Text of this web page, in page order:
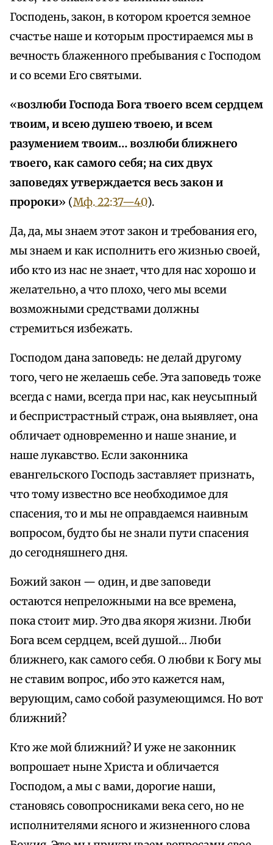
Господень, закон, в котором кроется земное
счастье наше и которым простираемся мы в
вечность блаженного пребывания с Господом
и со всеми Его святыми.
«возлюби Господа Бога твоего всем сердцем
твоим, и всею душею твоею, и всем
разумением твоим… возлюби ближнего
твоего, как самого себя; на сих двух
заповедях утверждается весь закон и
пророки» (Мф. 22:37—40).
Да, да, мы знаем этот закон и требования его,
мы знаем и как исполнить его жизнью своей,
ибо кто из нас не знает, что для нас хорошо и
желательно, а что плохо, чего мы всеми
возможными средствами должны
стремиться избежать.
Господом дана заповедь: не делай другому
того, чего не желаешь себе. Эта заповедь тоже
всегда с нами, всегда при нас, как неусыпный
и беспристрастный страж, она выявляет, она
обличает одновременно и наше знание, и
наше лукавство. Если законника
евангельского Господь заставляет признать,
что тому известно все необходимое для
спасения, то и мы не оправдаемся наивным
вопросом, будто бы не знали пути спасения
до сегодняшнего дня.
Божий закон — один, и две заповеди
остаются непреложными на все времена,
пока стоит мир. Это два якоря жизни. Люби
Бога всем сердцем, всей душой… Люби
ближнего, как самого себя. О любви к Богу мы
не ставим вопрос, ибо это кажется нам,
верующим, само собой разумеющимся. Но вот
ближний?
Кто же мой ближний? И уже не законник
вопрошает ныне Христа и обличается
Господом, а мы с вами, дорогие наши,
становясь совопросниками века сего, но не
исполнителями ясного и жизненного слова